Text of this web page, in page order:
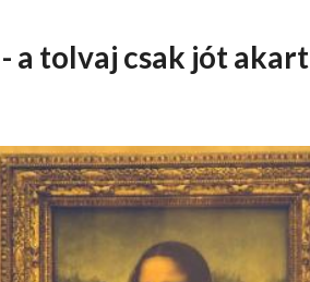
a tolvaj csak jót akart